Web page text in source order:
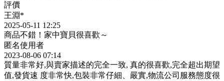
評價
王淵*
2025-05-11 12:25
商品不錯！家中寶貝很喜歡～
匿名使用者
2023-08-06 07:14
質量非常好,與賣家描述的完全一致, 真的很喜歡,完全超出期望
值,發貨速 度非常快,包裝非常仔細、嚴實,物流公司服務態度很